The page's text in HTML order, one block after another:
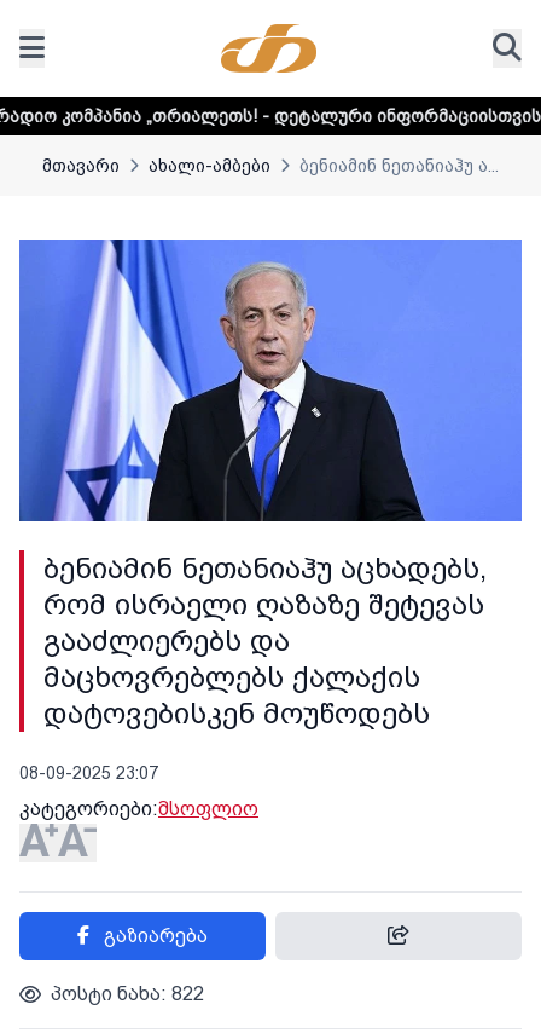
„თრიალეთს! - დეტალური ინფორმაციისთვის დააკლიკეთ
მთავარი ახალი-ამბები ბენიამინ ნეთანიაჰუ ა...
ბენიამინ ნეთანიაჰუ აცხადებს,
რომ ისრაელი ღაზაზე შეტევას
გააძლიერებს და
მაცხოვრებლებს ქალაქის
დატოვებისკენ მოუწოდებს
08-09-2025 23:07
კატეგორიები:მსოფლიო
გაზიარება
პოსტი ნახა: 822